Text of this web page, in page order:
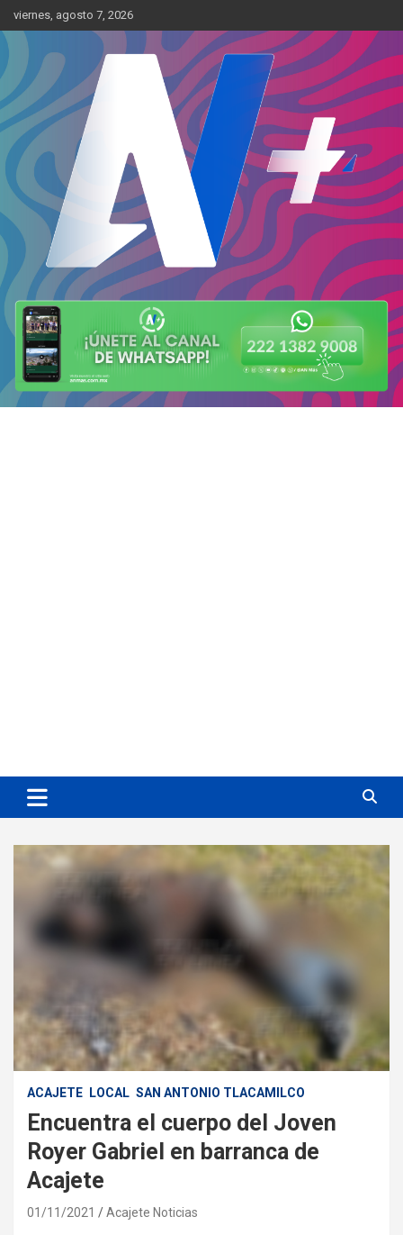
Skip
to
content
viernes, agosto 7, 2026
AN Más
Más cerca de ti
ACAJETE LOCAL SAN ANTONIO TLACAMILCO
Encuentra el cuerpo del Joven
Royer Gabriel en barranca de
Acajete
01/11/2021 Acajete Noticias